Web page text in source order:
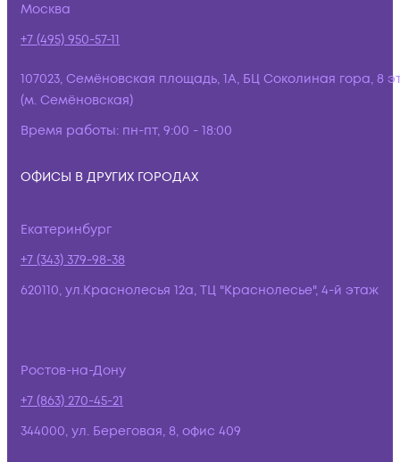
Москва
+7 (495) 950-57-11
107023, Семёновская площадь, 1А, БЦ Соколиная гора, 8
(м. Семёновская)
Время работы: пн-пт, 9:00 - 18:00
ОФИСЫ В ДРУГИХ ГОРОДАХ
Екатеринбург
+7 (343) 379-98-38
620110, ул.Краснолесья 12а, ТЦ "Краснолесье", 4-й этаж
Ростов-на-Дону
+7 (863) 270-45-21
344000, ул. Береговая, 8, офис 409